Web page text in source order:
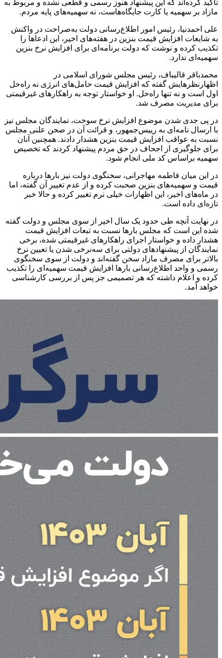
تاکید کرده‌اند که این پیشنهاد هنوز رسمی و قطعی نشده و مربوط به
مازاد بر سهمیه یا کارت جایگاه‌هاست، نه سهمیه‌های پایه مردم.
علی احمدنیا، رئیس امور اطلاع‌رسانی دولت به‌صراحت در واکنش
به شایعات افزایش قیمت بنزین در هفته‌های اخیر، این ادعاها را
تکذیب کرده و نوشت که دولت برنامه‌ای برای افزایش نرخ بنزین
سهمیه‌ای ندارد.
محمدباقر قالیباف، رئیس مجلس شورای اسلامی در
اظهارنظرهایش گفته که افزایش قیمت حامل‌های انرژی نه راه‌حل
اول است و نه تنها راه‌حل. او خواستار توجه به راهکارهای غیرقیمتی
برای مدیریت مصرف شد.
در پی جدی شدن موضوع افزایش نرخ سوخت، نمایندگان مجلس نیز
با ارسال نامه‌ای به رییس‌جمهور، و قرائت آن در صحن علنی مجلس
نسبت به عواقب افزایش قیمت بنزین هشدار دادند. همچنین آنان
برای جلوگیری از اجحاف در حق مردم پیشنهاد کردند که تخصیص
سهمیه براساس کد ملی انجام شود.
در این میان فاطمه مهاجرانی، سخنگوی دولت نیز بارها درباره
قیمت و سهمیه‌های بنزین صحبت کرده و از عدم تغییر آن گفته، اما
در ماه‌های اخیر، این اظهارات خیلی نرم تغییر کرده و حالا خبر
تازه‌ای داده است.
در نهایت آنچه طی حدود یک سال اخیر از سوی مجلس و دولت گفته
شده این است که مجلس بارها نسبت به تبعات افزایش قیمت
هشدار داده و خواستار اجرای راهکارهای غیرقیمتی شده، برخی
نمایندگان از پیشنهادهای دولتی برای سه‌نرخی شدن یا تعیین نرخ
بالاتر برای مصرف مازاد سخن گفته‌اند و دولت از سوی سخنگوی
رسمی و واحد اطلاع‌رسانی بارها افزایش قیمت سهمیه‌ای را تکذیب
کرده و اعلام داشته که هر تصمیمی جز پس از بررسی کارشناسی
خواهد آمد.